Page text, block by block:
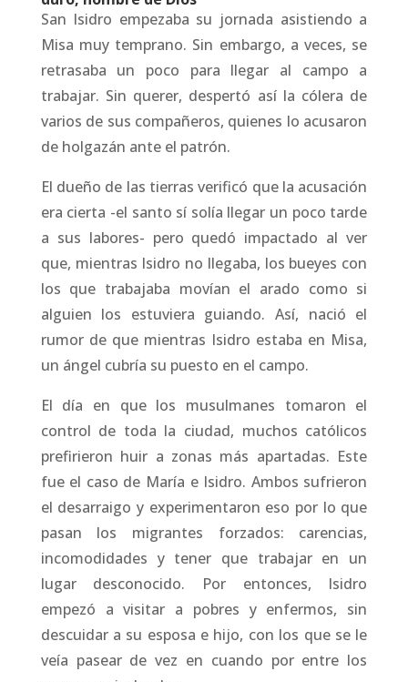
San Isidro empezaba su jornada asistiendo a
Misa muy temprano. Sin embargo, a veces, se
retrasaba un poco para llegar al campo a
trabajar. Sin querer, despertó así la cólera de
varios de sus compañeros, quienes lo acusaron
de holgazán ante el patrón.
El dueño de las tierras verificó que la acusación
era cierta -el santo sí solía llegar un poco tarde
a sus labores- pero quedó impactado al ver
que, mientras Isidro no llegaba, los bueyes con
los que trabajaba movían el arado como si
alguien los estuviera guiando. Así, nació el
rumor de que mientras Isidro estaba en Misa,
un ángel cubría su puesto en el campo.
El día en que los musulmanes tomaron el
control de toda la ciudad, muchos católicos
prefirieron huir a zonas más apartadas. Este
fue el caso de María e Isidro. Ambos sufrieron
el desarraigo y experimentaron eso por lo que
pasan los migrantes forzados: carencias,
incomodidades y tener que trabajar en un
lugar desconocido. Por entonces, Isidro
empezó a visitar a pobres y enfermos, sin
descuidar a su esposa e hijo, con los que se le
veía pasear de vez en cuando por entre los